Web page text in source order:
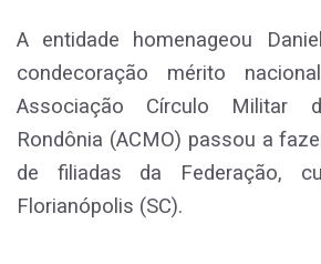
A entidade homenageou
condecoração mérito
Associação Círculo Militar
Rondônia (ACMO) passou a
de filiadas da Federação,
Florianópolis (SC).